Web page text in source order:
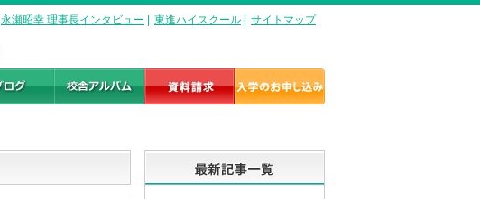
永瀬昭幸 理事長インタビュー 東進ハイスクール サイトマップ